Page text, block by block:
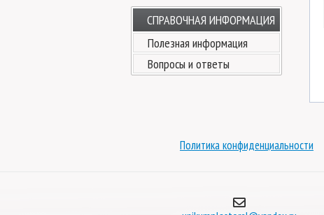
СПРАВОЧНАЯ ИНФОРМАЦИЯ
Полезная информация
Вопросы и ответы
Политика конфиденциальности